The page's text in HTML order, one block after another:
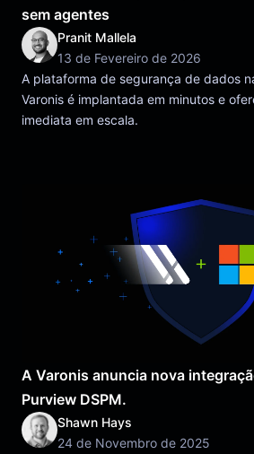
sem agentes
Pranit Mallela
13 de Fevereiro de 2026
A plataforma de segurança de dados
Varonis é implantada em minutos e
imediata em escala.
A Varonis anuncia nova
Purview DSPM.
Shawn Hays
24 de Novembro de 2025